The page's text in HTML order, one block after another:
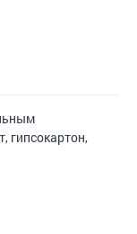
гипсокартон,